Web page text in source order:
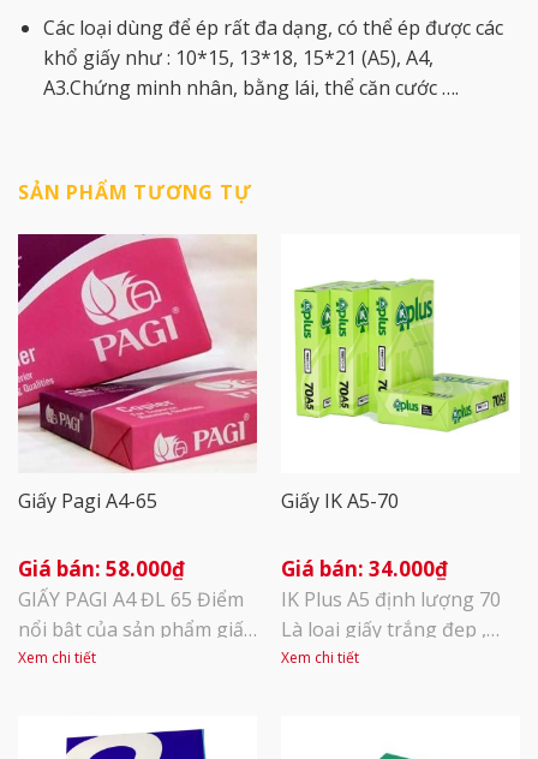
Các loại dùng để ép rất đa dạng, có thể ép được các
khổ giấy như : 10*15, 13*18, 15*21 (A5), A4,
A3.Chứng minh nhân, bằng lái, thể căn cước ….
SẢN PHẨM TƯƠNG TỰ
Giấy Pagi A4-65
58.000₫
GIẤY PAGI A4 ĐL 65 Điểm
nổi bật của sản phẩm giấy
Pagi là có chất lượng
đang có trên thị trường
Xem chi tiết
Giấy IK A5-70
34.000₫
IK Plus A5 định lượng 70
Là loại giấy trắng đẹp ,
mịn, độ sắc nét cao, in 2
Thích hợp với tất cả các
Xem chi tiết